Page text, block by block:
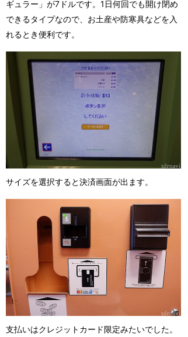
ギュラー」が7ドルです。1日何回でも開け閉め
できるタイプなので、お土産や防寒具などを入
れるとき便利です。
サイズを選択すると決済画面が出ます。
支払いはクレジットカード限定みたいでした。